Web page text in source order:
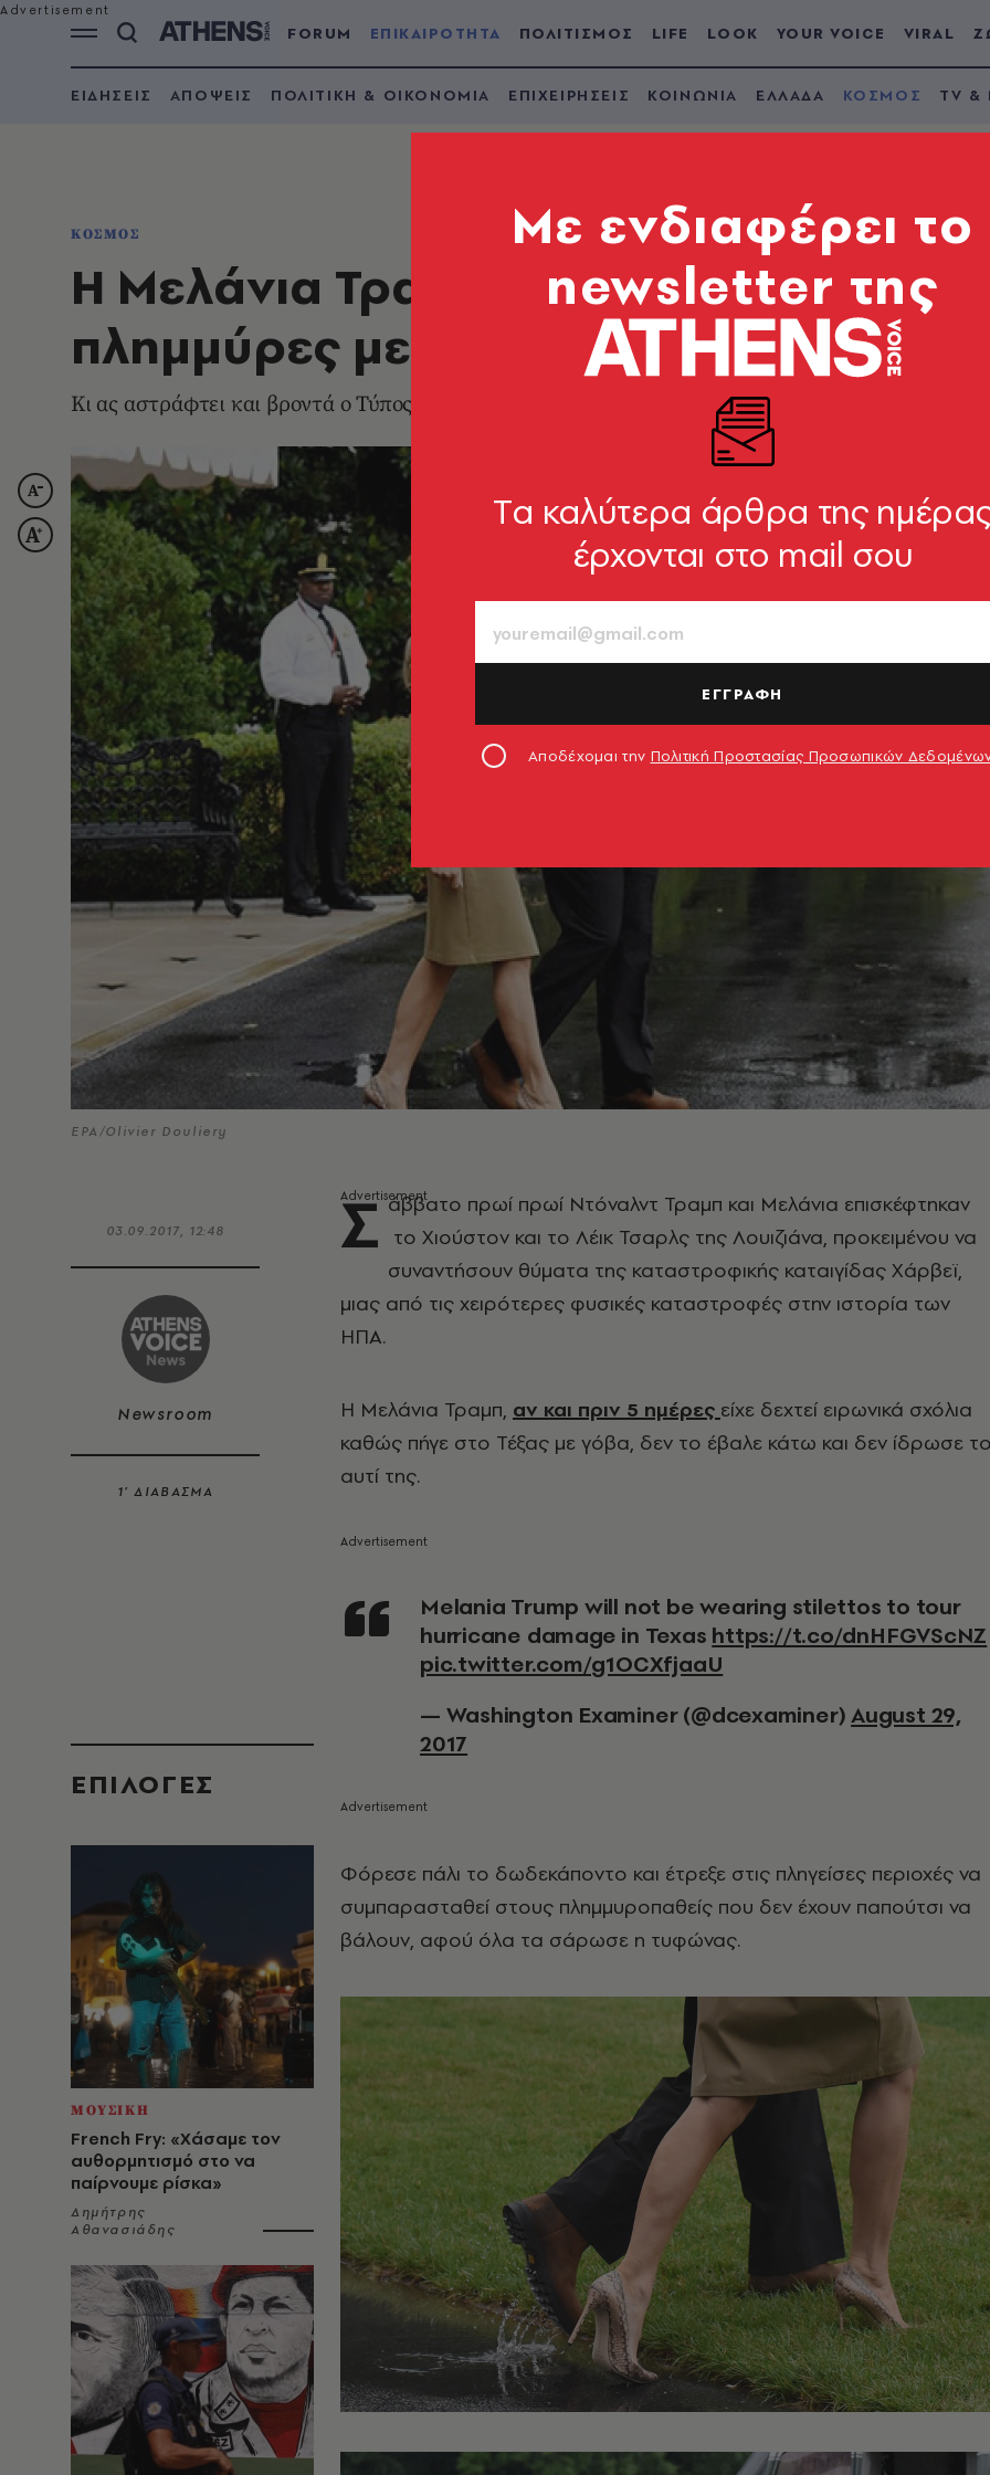
FORUM ΕΠΙΚΑΙΡΟΤΗΤΑ ΠΟΛΙΤΙΣΜΟΣ LIFE LOOK YOUR VOICE VIRAL
ΕΙΔΗΣΕΙΣ ΑΠΟΨΕΙΣ ΠΟΛΙΤΙΚΗ & ΟΙΚΟΝΟΜΙΑ ΕΠΙΧΕΙΡΗΣΕΙΣ ΚΟΙΝΩΝΙΑ ΕΛΛΑΔΑ ΚΟΣΜΟΣ TV &
ΚΟΣΜΟΣ
Η Μελάνια Τραμπ επιμένει να τρέχει
πλημμύρες με το δωδεκάποντο
Κι ας αστράφτει και βροντά ο Τύπος
EPA/Olivier Douliery
03.09.2017, 12:48
Newsroom
1’ ΔΙΑΒΑΣΜΑ
EΠΙΛΟΓΈΣ
ΜΟΥΣΙΚΗ
French Fry: «Χάσαμε τον
αυθορμητισμό στο να
παίρνουμε ρίσκα»
Δημήτρης
Αθανασιάδης
Σ άββατο πρωί πρωί Ντόναλντ Τραμπ και Μελάνια επισκέφτηκαν
το Χιούστον και το Λέικ Τσαρλς της Λουιζιάνα, προκειμένου να
συναντήσουν θύματα της καταστροφικής καταιγίδας Χάρβεϊ,
μιας από τις χειρότερες φυσικές καταστροφές στην ιστορία των
ΗΠΑ.
Η Μελάνια Τραμπ, αν και πριν 5 ημέρες είχε δεχτεί ειρωνικά σχόλια
καθώς πήγε στο Τέξας με γόβα, δεν το έβαλε κάτω και δεν ίδρωσε
αυτί της.
Melania Trump will not be wearing stilettos to tour
hurricane damage in Texas https://t.co/dnHFGVScNZ
pic.twitter.com/g1OCXfjaaU
— Washington Examiner (@dcexaminer)August 29,
2017
Φόρεσε πάλι το δωδεκάποντο και έτρεξε στις πληγείσες περιοχές να
συμπαρασταθεί στους πλημμυροπαθείς που δεν έχουν παπούτσι να
βάλουν, αφού όλα τα σάρωσε η τυφώνας.
Mε ενδιαφέρει το
newsletter της
Tα καλύτερα άρθρα της
έρχονται στο mail σου
ΕΓΓΡΑΦΗ
Αποδέχομαι την Πολιτική Προστασίας Προσωπικών